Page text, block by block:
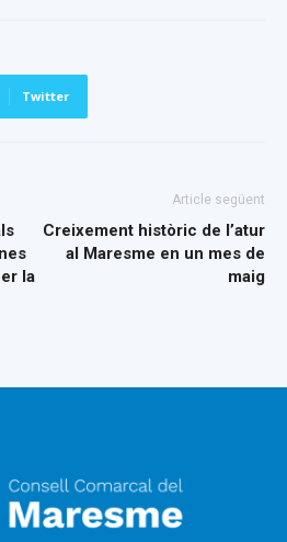
Twitter
la
Article següent
Creixement històric de l’atur
al Maresme en un mes de
maig